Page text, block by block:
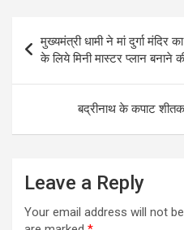
navigation
मुख्यमंत्री धामी ने मां दुर्गा मंदिर
के लिये मिनी मास्टर प्लान बनाने
बद्रीनाथ के कपाट
Leave a Reply
Your email address will not